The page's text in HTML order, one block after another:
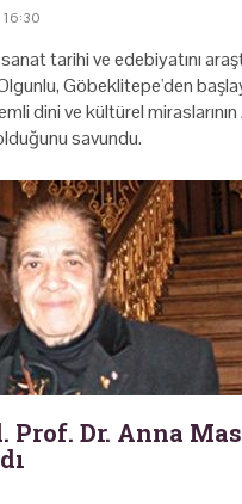
16:30
tarihi ve edebiyatını
Göbeklitepe'den
dini ve kültürel
savundu.
Prof. Dr. Anna